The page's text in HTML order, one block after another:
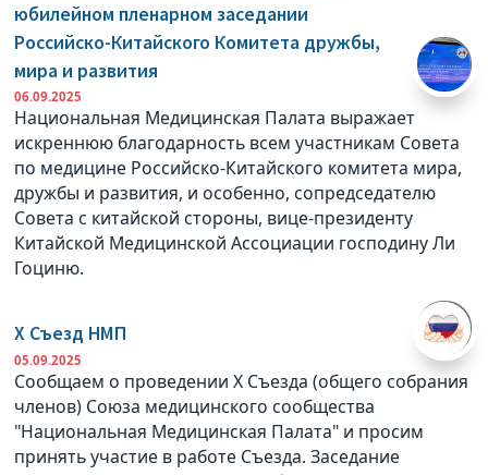
юбилейном пленарном заседании
Российско-Китайского Комитета дружбы,
мира и развития
06.09.2025
Национальная Медицинская Палата выражает
искреннюю благодарность всем участникам Совета
по медицине Российско-Китайского комитета мира,
дружбы и развития, и особенно, сопредседателю
Совета с китайской стороны, вице-президенту
Китайской Медицинской Ассоциации господину Ли
Гоциню.
X Съезд НМП
05.09.2025
Сообщаем о проведении X Съезда (общего собрания
членов) Союза медицинского сообщества
"Национальная Медицинская Палата" и просим
принять участие в работе Съезда. Заседание